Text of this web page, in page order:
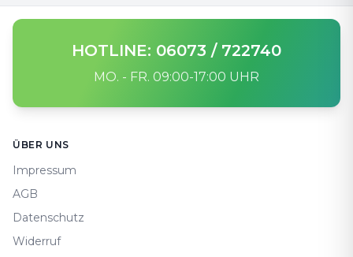
HOTLINE: 06073 / 722740
MO. - FR. 09:00-17:00 UHR
ÜBER UNS
Impressum
AGB
Datenschutz
Widerruf